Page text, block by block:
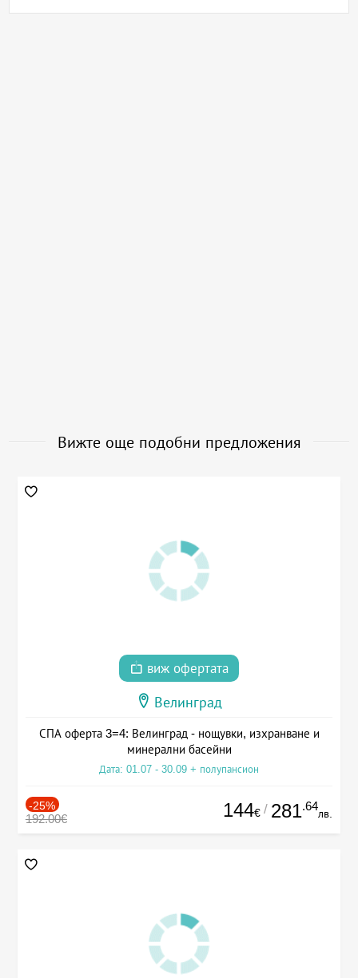
Вижте още подобни предложения
виж офертата
Велинград
СПА оферта 3=4: Велинград - нощувки, изхранване и
минерални басейни
Дата: 01.07 - 30.09 + полупансион
-25%
192.00€ 144€ / 281.64
лв.